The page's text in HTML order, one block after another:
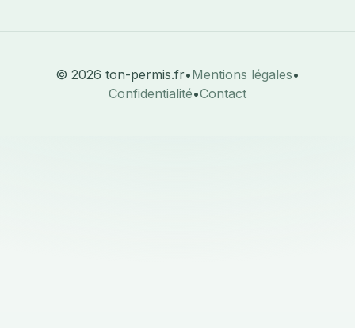
© 2026 ton-permis.fr•Mentions légales•
Confidentialité•Contact